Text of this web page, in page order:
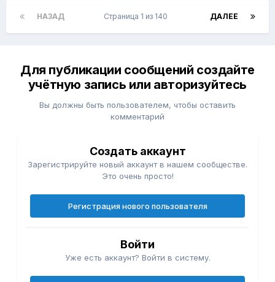
НАЗАД ДАЛЕЕ
Страница 1 из 140
Для публикации сообщений создайте
учётную запись или авторизуйтесь
Вы должны быть пользователем, чтобы оставить
комментарий
Создать аккаунт
Зарегистрируйте новый аккаунт в нашем сообществе.
Это очень просто!
Регистрация нового пользователя
Войти
Уже есть аккаунт? Войти в систему.